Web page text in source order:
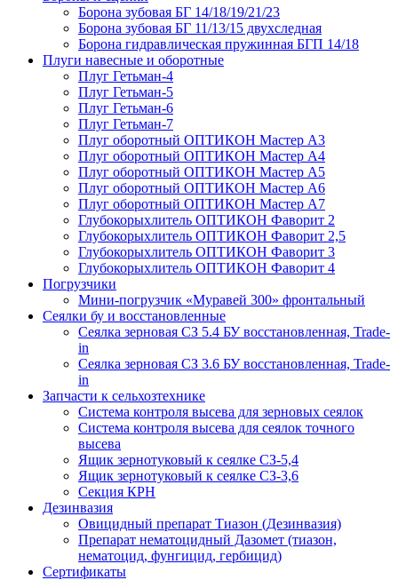
Борона зубовая БГ 14/18/19/21/23
Борона зубовая БГ 11/13/15 двухследная
Борона гидравлическая пружинная БГП 14/18
Плуги навесные и оборотные
Плуг Гетьман-4
Плуг Гетьман-5
Плуг Гетьман-6
Плуг Гетьман-7
Плуг оборотный ОПТИКОН Мастер А3
Плуг оборотный ОПТИКОН Мастер А4
Плуг оборотный ОПТИКОН Мастер А5
Плуг оборотный ОПТИКОН Мастер А6
Плуг оборотный ОПТИКОН Мастер А7
Глубокорыхлитель ОПТИКОН Фаворит 2
Глубокорыхлитель ОПТИКОН Фаворит 2,5
Глубокорыхлитель ОПТИКОН Фаворит 3
Глубокорыхлитель ОПТИКОН Фаворит 4
Погрузчики
Мини-погрузчик «Муравей 300» фронтальный
Сеялки бу и восстановленные
Сеялка зерновая СЗ 5.4 БУ восстановленная, Trade-
in
Сеялка зерновая СЗ 3.6 БУ восстановленная, Trade-
in
Запчасти к сельхозтехнике
Система контроля высева для зерновых сеялок
Система контроля высева для сеялок точного
высева
Ящик зернотуковый к сеялке СЗ-5,4
Ящик зернотуковый к сеялке СЗ-3,6
Секция КРН
Дезинвазия
Овицидный препарат Тиазон (Дезинвазия)
Препарат нематоцидный Дазомет (тиазон,
нематоцид, фунгицид, гербицид)
Сертификаты